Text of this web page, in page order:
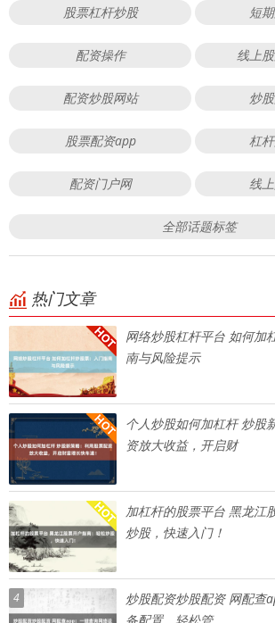
股票杠杆炒股 短
配资操作 线上
配资炒股网站 炒
股票配资app 杠
配资门户网 线
全部话题标签
热门文章
网络炒股杠杆平台 如何加
南与风险提示
个人炒股如何加杠杆 炒股
资放大收益，开启财
加杠杆的股票平台 黑龙江
炒股，快速入门！
4
炒股配资炒股配资 网配查